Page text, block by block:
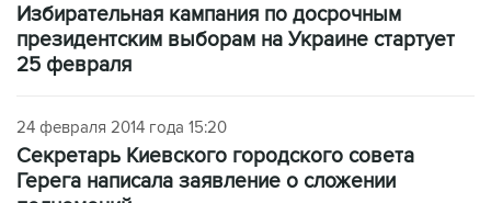
Избирательная кампания по досрочным
президентским выборам на Украине стартует
25 февраля
24 февраля 2014 года 15:20
Секретарь Киевского городского совета
Герега написала заявление о сложении